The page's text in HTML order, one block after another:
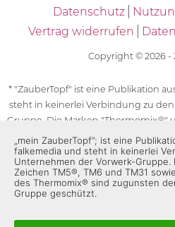
Datenschutz
Vertrag widerrufen
Copyright © 2026 -
* "ZauberTopf" ist eine Publikation
steht in keinerlei Verbindung zu
Gruppe. Die Marken "Thermomix®"
des "Thermomix®" sind
der Vorwerk-Gruppe. Die Marken
TM6 und TM31 sowie die
sind zugunsten der
geschützt. Für die
„mein ZauberTopf”; ist eine
falkemedia und steht in keinerlei
Unternehmen der Vorwerk-Gruppe.
Zeichen TM5®, TM6 und TM31
des Thermomix® sind zugunsten
Gruppe geschützt.